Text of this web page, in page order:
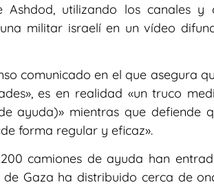
utilizando los canales y
militar israelí en un vídeo
comunicado en el que asegura
es en realidad «un truco
ayuda)» mientras que defiende
forma regular y eficaz».
camiones de ayuda han
Gaza ha distribuido cerca de